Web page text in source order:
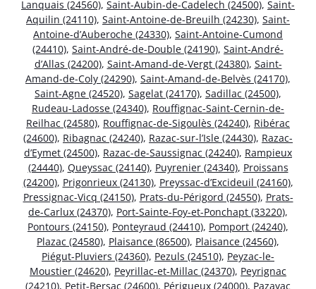
Lanquais (24560), Saint-Aubin-de-Cadelech (24500), Saint-
Aquilin (24110), Saint-Antoine-de-Breuilh (24230), Saint-
Antoine-d’Auberoche (24330), Saint-Antoine-Cumond
(24410), Saint-André-de-Double (24190), Saint-André-
d’Allas (24200), Saint-Amand-de-Vergt (24380), Saint-
Amand-de-Coly (24290), Saint-Amand-de-Belvès (24170),
Saint-Agne (24520), Sagelat (24170), Sadillac (24500),
Rudeau-Ladosse (24340), Rouffignac-Saint-Cernin-de-
Reilhac (24580), Rouffignac-de-Sigoulès (24240), Ribérac
(24600), Ribagnac (24240), Razac-sur-l’Isle (24430), Razac-
d’Eymet (24500), Razac-de-Saussignac (24240), Rampieux
(24440), Queyssac (24140), Puyrenier (24340), Proissans
(24200), Prigonrieux (24130), Preyssac-d’Excideuil (24160),
Pressignac-Vicq (24150), Prats-du-Périgord (24550), Prats-
de-Carlux (24370), Port-Sainte-Foy-et-Ponchapt (33220),
Pontours (24150), Ponteyraud (24410), Pomport (24240),
Plazac (24580), Plaisance (86500), Plaisance (24560),
Piégut-Pluviers (24360), Pezuls (24510), Peyzac-le-
Moustier (24620), Peyrillac-et-Millac (24370), Peyrignac
(24210), Petit-Bersac (24600), Périgueux (24000), Pazayac